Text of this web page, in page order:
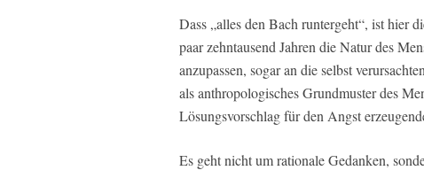
Dass „alles den Bach runtergeht“, ist hier
paar zehntausend Jahren die Natur des
anzupassen, sogar an die selbst
als anthropologisches Grundmuster des
Lösungsvorschlag für den Angst
Es geht nicht um rationale Gedanken,